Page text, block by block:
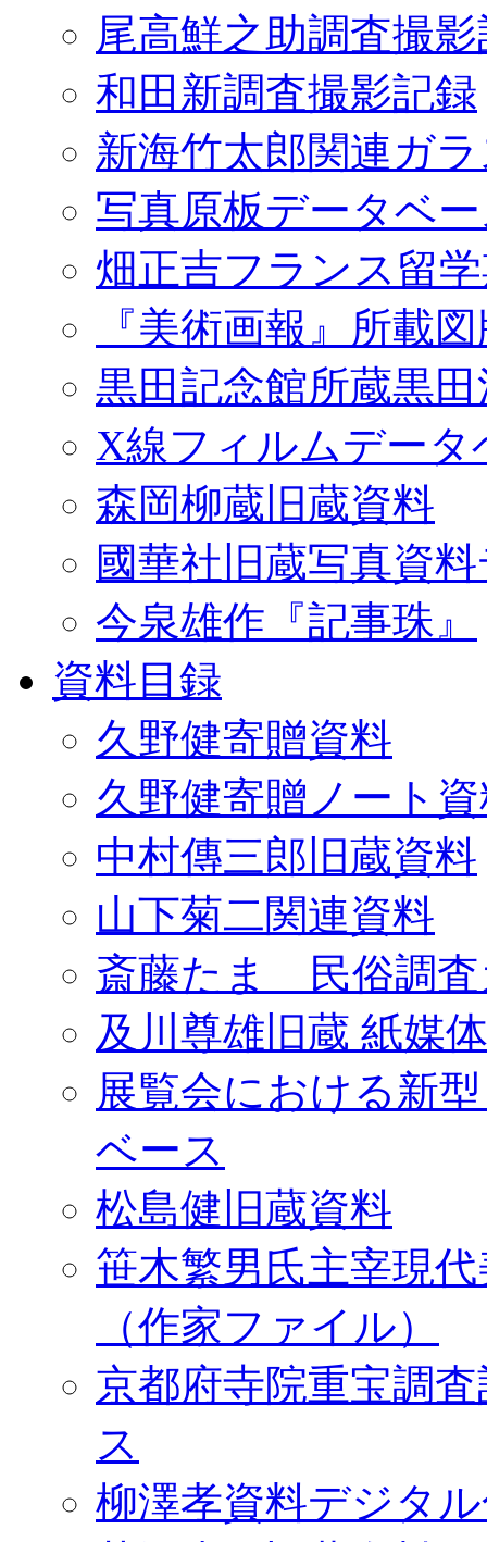
尾高鮮之助調査撮
和田新調査撮影記録
新海竹太郎関連ガ
写真原板データベ
畑正吉フランス留
『美術画報』所載
黒田記念館所蔵黒
X線フィルムデータ
森岡柳蔵旧蔵資料
國華社旧蔵写真資
今泉雄作『記事珠』
資料目録
久野健寄贈資料
久野健寄贈ノート
中村傳三郎旧蔵資料
山下菊二関連資料
斎藤たま 民俗調査
及川尊雄旧蔵 紙媒
展覧会における新
ベース
松島健旧蔵資料
笹木繁男氏主宰現
（作家ファイル）
京都府寺院重宝調
ス
柳澤孝資料デジタ